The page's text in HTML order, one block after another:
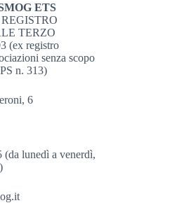
ETS
TERZO
(ex registro
senza scopo
n. 313)
6
(da lunedì a venerdì,